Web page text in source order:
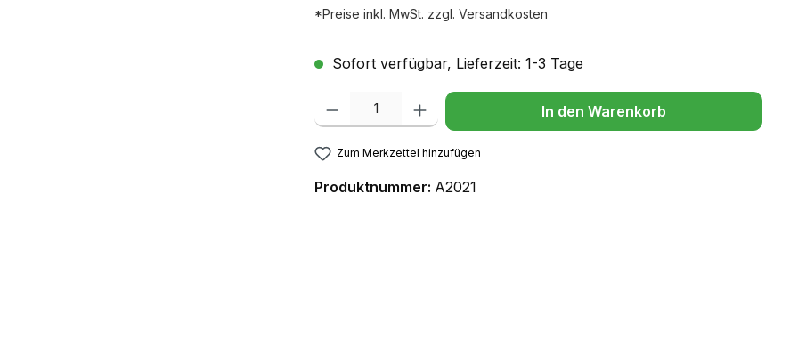
*Preise inkl. MwSt. zzgl. Versandkosten
Sofort verfügbar, Lieferzeit: 1-3 Tage
Produkt Anzahl: Gib den gewünschten Wert ein oder benutze die Schaltflächen
In den Warenkorb
Zum Merkzettel hinzufügen
Produktnummer: A2021